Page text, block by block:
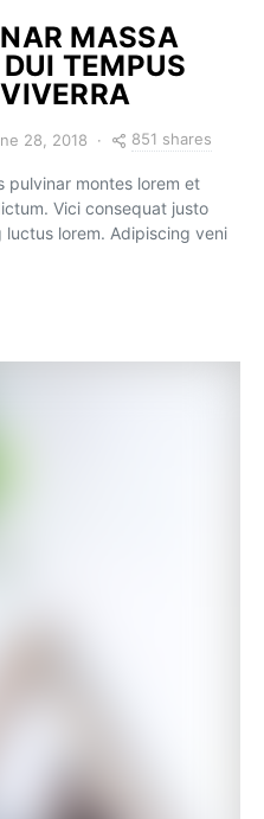
MASSA
TEMPUS
28, 2018 851 shares
pulvinar montes lorem et
Vici consequat justo
lorem. Adipiscing veni